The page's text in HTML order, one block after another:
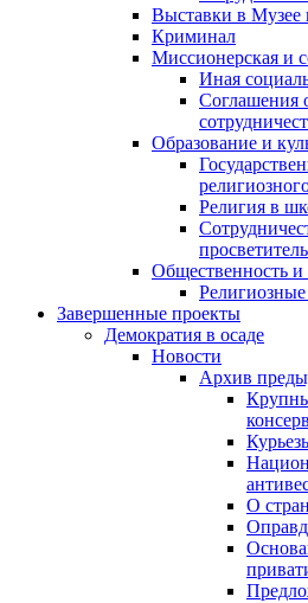
Выставки в
Криминал
Миссионерская и
Иная
Соглашения
Образование и
Религия в
Общественность
Завершенные проекты
Демократия в осаде
Новости
Архив
О